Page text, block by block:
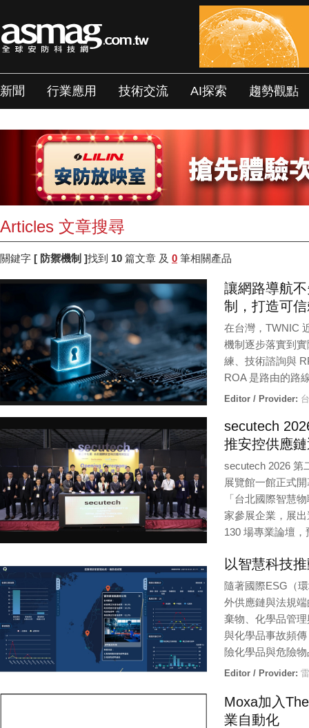
新聞 行業應用 技術交流 AI探索 趨勢觀點
Articles 文章搜尋
關鍵字 [ 防禦機制 ]找到 10 篇文章 及 0 筆相關產品
讓網路導航
制，打造可
在台灣，TWNIC
機制逐步落實到
練、技術諮詢與
ROA 是路由的路
Editor / Provider:
secutech
推安控供應
secutech 2026 第
展覽館一館正式
「台北國際智慧
家參展企業，展
130 場專業論壇
以智慧科技
隨著國際ESG（
外供應鏈與法規
棄物、化學品管
與化學品事故頻
險化學品與危險
Editor / Provider:
Moxa加入
業自動化